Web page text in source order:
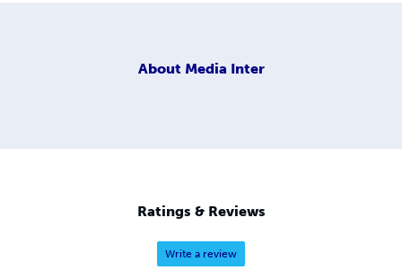
About Media Inter
Ratings & Reviews
Write a review